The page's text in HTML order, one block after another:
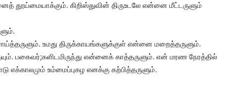
தூய்மையாக்கும். கிறிஸ்துவின் திருஉடலே என்னை மீட்டருளும்
உமது திருக்காயங்களுக்குள் என்னை மறைத்தருளும்.
பகைவர்;களிடமிருந்து என்னைக் காத்தருளும். என் மரண நேரத்தில்
எக்காலமும் உம்மைப்புகழ எனக்கு கற்பித்தருளும்.